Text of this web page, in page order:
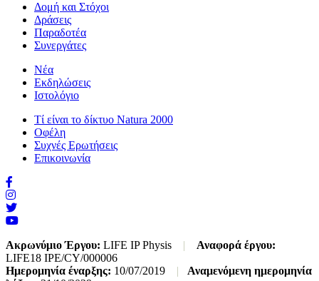
Δομή και Στόχοι
Δράσεις
Παραδοτέα
Συνεργάτες
Νέα
Εκδηλώσεις
Ιστολόγιο
Τί είναι το δίκτυο Natura 2000
Οφέλη
Συχνές Ερωτήσεις
Επικοινωνία
Ακρωνύμιο Έργου: LIFE IP Physis |
Αναφορά έργου:
LIFE18 IPE/CY/000006
Ημερομηνία έναρξης: 10/07/2019 |
Αναμενόμενη ημερομηνία